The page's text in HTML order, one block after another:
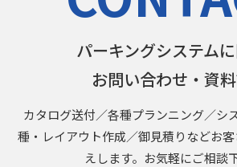
パーキングシステム
お問い合わせ・資
カタログ送付／各種プランニング／シ
種・レイアウト作成／御見積りなどお
えします。お気軽にご相談